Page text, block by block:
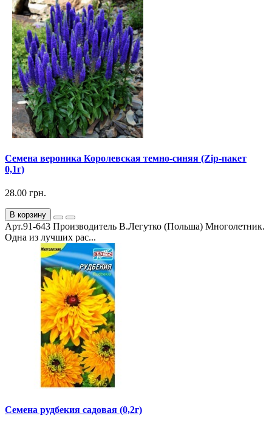
Семена вероника Королевская темно-синяя (Zip-пакет
0,1г)
28.00 грн.
В корзину
Арт.91-643 Производитель В.Легутко (Польша) Многолетник.
Одна из лучших рас...
Семена рудбекия садовая (0,2г)